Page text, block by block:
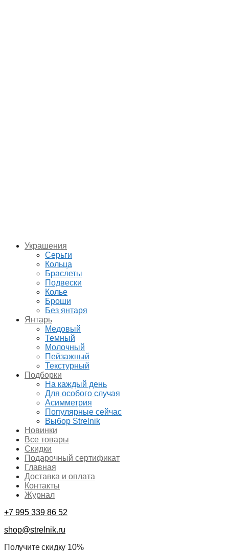
Украшения
Серьги
Кольца
Браслеты
Подвески
Колье
Броши
Без янтаря
Янтарь
Медовый
Темный
Молочный
Пейзажный
Текстурный
Подборки
На каждый день
Для особого случая
Асимметрия
Популярные сейчас
Выбор Strelnik
Новинки
Все товары
Скидки
Подарочный сертификат
Главная
Доставка и оплата
Контакты
Журнал
+7 995 339 86 52
shop@strelnik.ru
Получите скидку 10%